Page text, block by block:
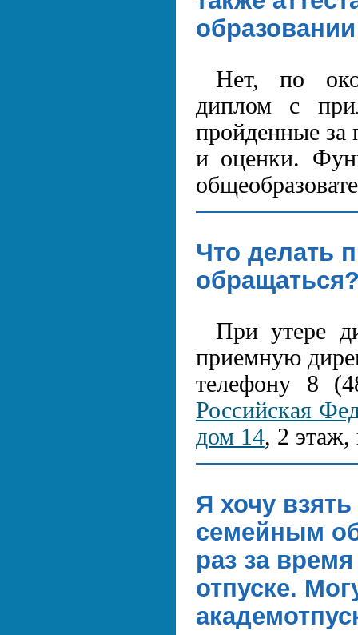
Нет, по
диплом с
пройденные за
и оценки.
Что делать
При утере
приемную
телефону 8
Российская
дом 14, 2 этаж,
Я хочу
семейным
раз за
отпуске.